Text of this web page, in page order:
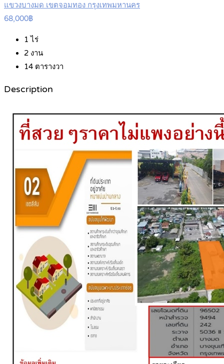
แขวงบางมด เขตจอมทอง กรุงเทพมหานคร
68,000฿
1 ไร่
2 งาน
14 ตารางวา
Description